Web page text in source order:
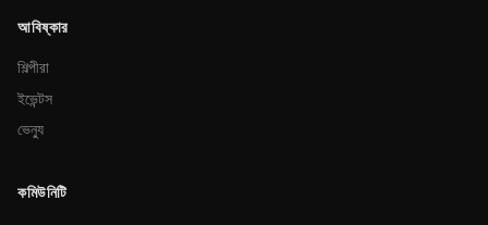
আবিষ্কার
শিল্পীরা
ইভেন্টস
ভেন্যু
কমিউনিটি